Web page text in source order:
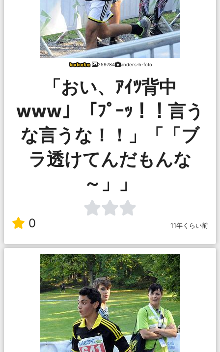
259784 anders-h-foto
「おい、ｱｲﾂ背中
www」「ﾌﾟｰｯ！！言う
な言うな！！」「「ブ
ラ透けてんだもんな
～」」
0 11年くらい前